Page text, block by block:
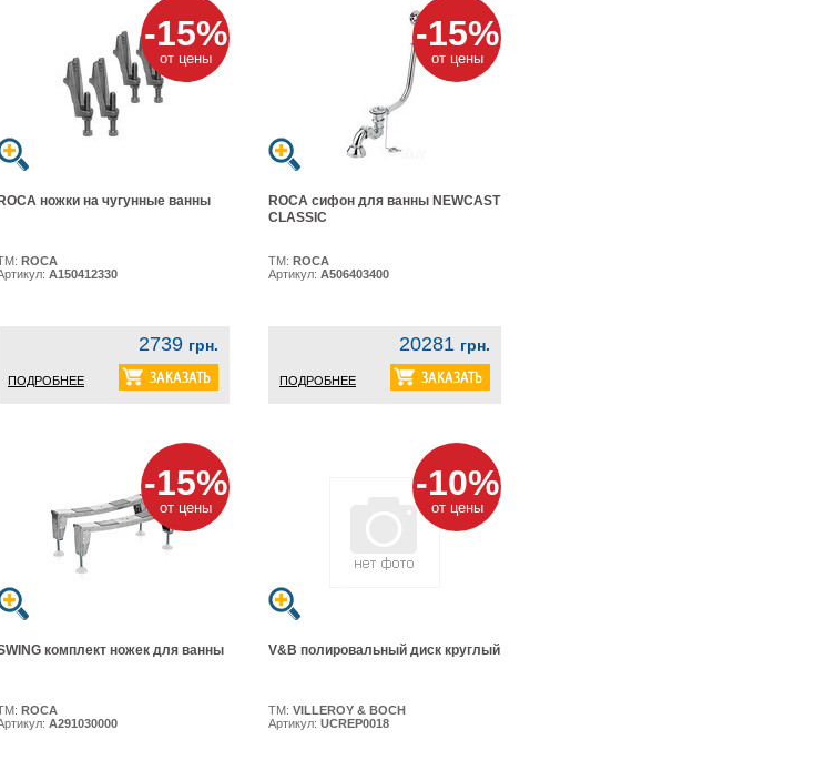
-15%
от цены
ROCA ножки на чугунные ванны
ROCA
A150412330
ПОДРОБНЕЕ
2739 грн.
-15%
от цены
ROCA сифон для ванны NEWCAST
CLASSIC
ТМ: ROCA
Артикул: A506403400
ПОДРОБНЕЕ
20281 грн.
-15%
от цены
комплект ножек для ванны
ROCA
A291030000
-10%
от цены
V&B полировальный диск круглый
ТМ: VILLEROY & BOCH
Артикул: UCREP0018